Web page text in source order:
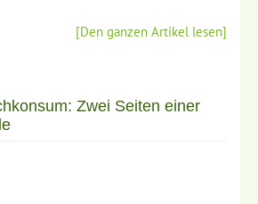
[Den ganzen Artikel lesen]
Zwei Seiten einer